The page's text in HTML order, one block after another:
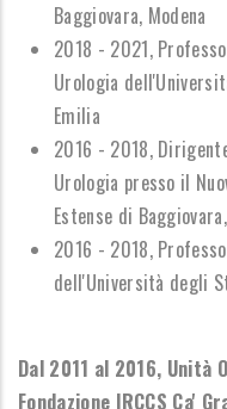
Baggiovara, Modena
2018 - 2021,
Urologia
Emilia
2016 - 2018,
Urologia presso il
Estense di
2016 - 2018,
dell'Università degli
Dal 2011 al 2016, Unità
Fondazione IRCCS Ca'